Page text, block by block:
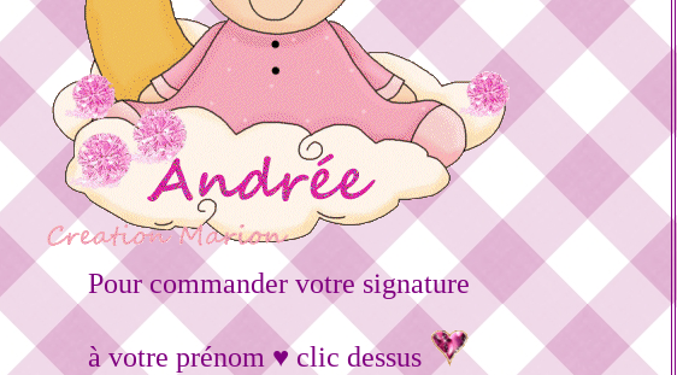
Pour commander votre signature
à votre prénom ♥ clic dessus